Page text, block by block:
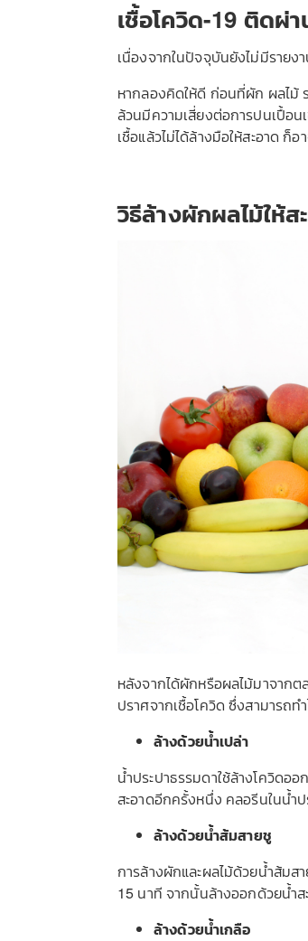
เชื้อโควิด-19 ติดผ่
เนื่องจากในปัจจุบันยังไม่มีรายง
หากลองคิดให้ดี ก่อนที่ผัก ผลไม้
ล้วนมีความเสี่ยงต่อการปนเปื้อ
เชื้อแล้วไม่ได้ล้างมือให้สะอาด ก็อ
วิธีล้างผักผลไม้ให้ส
หลังจากได้ผักหรือผลไม้มาจากต
ปราศจากเชื้อโควิด ซึ่งสามารถท
ล้างด้วยน้ำเปล่า
น้ำประปาธรรมดาใช้ล้างโควิดอ
สะอาดอีกครั้งหนึ่ง คลอรีนในน้ำป
ล้างด้วยน้ำส้มสายชู
การล้างผักและผลไม้ด้วยน้ำส้มส
15 นาที จากนั้นล้างออกด้วยน้ำส
ล้างด้วยน้ำเกลือ